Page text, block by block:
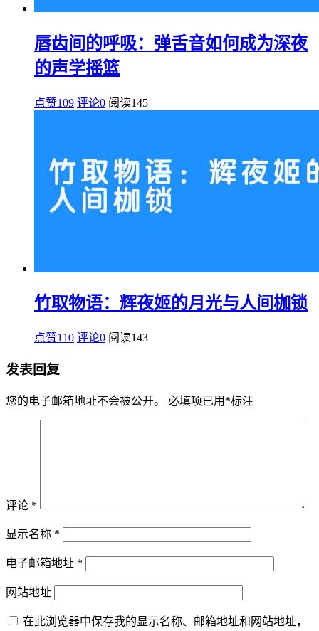
唇齿间的呼吸：弹舌音如何成为深夜
的声学摇篮
点赞109 评论0 阅读145
竹取物语：辉夜姬的月光与人间枷锁
点赞110 评论0 阅读143
发表回复
您的电子邮箱地址不会被公开。 必填项已用 *标注
评论 *
显示名称 *
电子邮箱地址 *
网站地址
在此浏览器中保存我的显示名称、邮箱地址和网站地址，